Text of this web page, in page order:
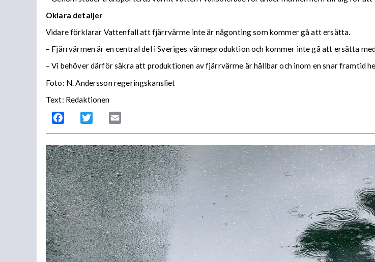
Oklara detaljer
Vidare förklarar Vattenfall att fjärrvärme inte är någonting som kommer gå att ersätta.
– Fjärrvärmen är en central del i Sveriges värmeproduktion och kommer inte gå att ersätta
– Vi behöver därför säkra att produktionen av fjärrvärme är hållbar och inom en snar framtid
Foto: N. Andersson regeringskansliet
Text: Redaktionen
Facebook Twitter